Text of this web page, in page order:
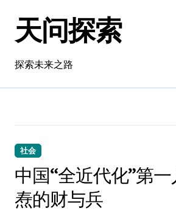
天问探索
探索未来之路
社会
中国“全近代化”第
焘的财与兵